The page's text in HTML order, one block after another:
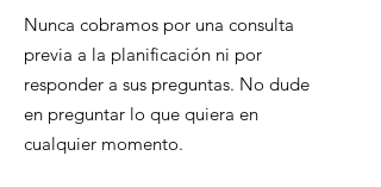
Nunca cobramos por una consulta
previa a la planificación ni por
responder a sus preguntas. No dude
en preguntar lo que quiera en
cualquier momento.